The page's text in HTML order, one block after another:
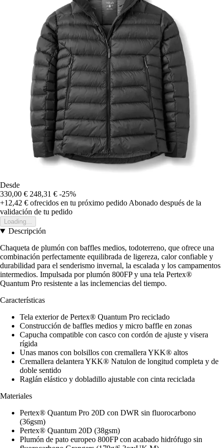
Desde
330,00 € 248,31 € -25%
+12,42 € ofrecidos en tu próximo pedido Abonado después de la
validación de tu pedido
Loading...
Descripción
Chaqueta de plumón con baffles medios, todoterreno, que ofrece una
combinación perfectamente equilibrada de ligereza, calor confiable y
durabilidad para el senderismo invernal, la escalada y los campamentos
intermedios. Impulsada por plumón 800FP y una tela Pertex®
Quantum Pro resistente a las inclemencias del tiempo.
Características
Tela exterior de Pertex® Quantum Pro reciclado
Construcción de baffles medios y micro baffle en zonas
Capucha compatible con casco con cordón de ajuste y visera
rígida
Unas manos con bolsillos con cremallera YKK® altos
Cremallera delantera YKK® Natulon de longitud completa y de
doble sentido
Raglán elástico y dobladillo ajustable con cinta reciclada
Materiales
Pertex® Quantum Pro 20D con DWR sin fluorocarbono
(36gsm)
Pertex® Quantum 20D (38gsm)
Plumón de pato europeo 800FP con acabado hidrófugo sin